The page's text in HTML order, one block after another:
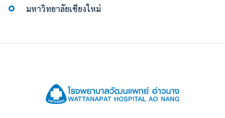
มหาวิทยาลัยเชียงใหม่